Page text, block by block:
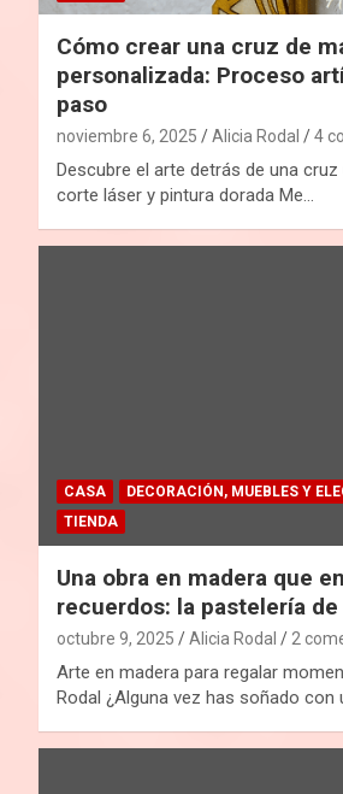
Cómo crear una cruz de
personalizada: Proceso
paso
noviembre 6, 2025 Alicia Rodal 4
Descubre el arte detrás de una
corte láser y pintura dorada Me…
CASA
DECORACIÓN, MUEBLES Y
TIENDA
Una obra en madera que
recuerdos: la pastelería
octubre 9, 2025 Alicia Rodal 2
Arte en madera para regalar
Rodal ¿Alguna vez has soñado con